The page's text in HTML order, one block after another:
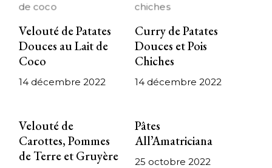
Velouté de Patates
Douces au Lait de
Coco
14 décembre 2022
Curry de Patates
Douces et Pois
Chiches
14 décembre 2022
Velouté de
Carottes, Pommes
de Terre et Gruyère
Pâtes
All’Amatriciana
25 octobre 2022